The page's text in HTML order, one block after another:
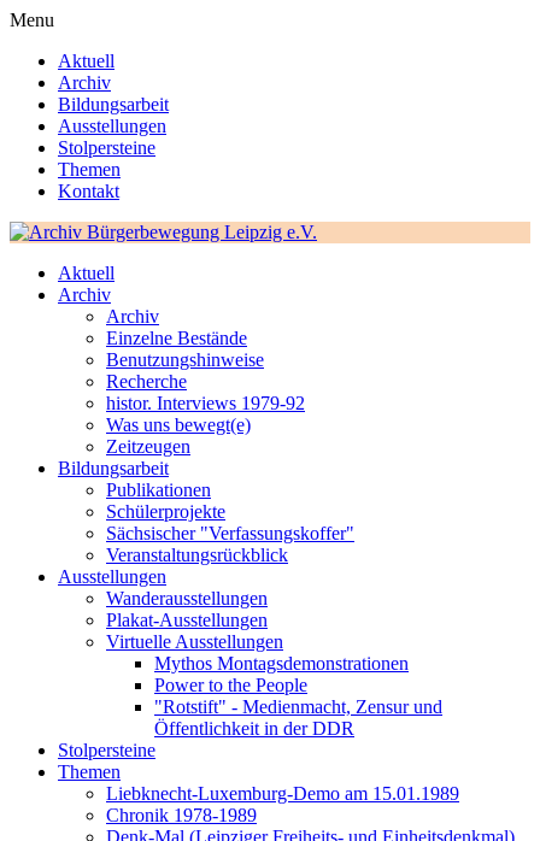
Menu
Aktuell
Archiv
Bildungsarbeit
Ausstellungen
Stolpersteine
Themen
Kontakt
Aktuell
Archiv
Archiv
Einzelne Bestände
Benutzungshinweise
Recherche
histor. Interviews 1979-92
Was uns bewegt(e)
Zeitzeugen
Bildungsarbeit
Publikationen
Schülerprojekte
Sächsischer "Verfassungskoffer"
Veranstaltungsrückblick
Ausstellungen
Wanderausstellungen
Plakat-Ausstellungen
Virtuelle Ausstellungen
Mythos Montagsdemonstrationen
Power to the People
"Rotstift" - Medienmacht, Zensur und
Öffentlichkeit in der DDR
Stolpersteine
Themen
Liebknecht-Luxemburg-Demo am 15.01.1989
Chronik 1978-1989
Denk-Mal (Leipziger Freiheits- und Einheitsdenkmal)